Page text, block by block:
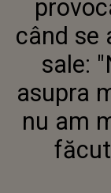
când se
sale:
asupra
nu am